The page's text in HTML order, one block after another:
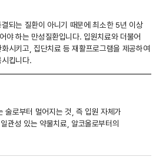
되는 질환이 아니기 때문에 최소한 5년 이상
야 하는 만성질환입니다. 입원치료와 더불어
시키고, 집단치료 등 재활프로그램을 제공하여
킵니다.
술로부터 멀어지는 것, 즉 입원 자체가
관성 있는 약물치료, 알코올로부터의